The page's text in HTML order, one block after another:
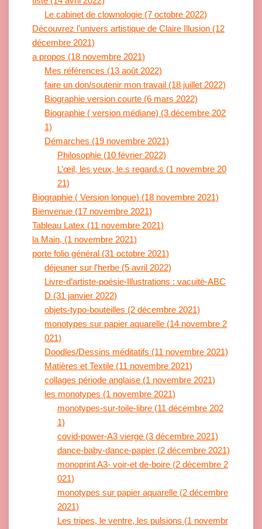
Le cabinet de clownologie (7 octobre 2022)
Découvrez l’univers artistique de Claire Illusion (12
décembre 2021)
a propos (18 novembre 2021)
Mes références (13 août 2022)
faire un don/soutenir mon travail (18 juillet 2022)
Biographie version courte (6 mars 2022)
Biographie ( version médiane) (3 décembre 202
1)
Démarches (19 novembre 2021)
Philosophie (10 février 2022)
L’œil, les yeux, le.s regard.s (1 novembre 20
21)
Biographie ( Version longue) (18 novembre 2021)
Bienvenue (17 novembre 2021)
Tableau Latex (11 novembre 2021)
la Main, (1 novembre 2021)
porte folio général (31 octobre 2021)
déjeuner sur l'herbe (5 avril 2022)
Livre-d’artiste-poésie-Illustrations : vacuité-ABC
D (31 janvier 2022)
objets-typo-bouteilles (2 décembre 2021)
monotypes sur papier aquarelle (14 novembre 2
021)
Doodles/Dessins méditatifs (11 novembre 2021)
Matières et Textile (11 novembre 2021)
collages période anglaise (1 novembre 2021)
les monotypes (1 novembre 2021)
monotypes-sur-toile-libre (11 décembre 202
1)
covid-power-A3 vierge (3 décembre 2021)
dance-baby-dance-papier (2 décembre 2021)
monoprint A3- voir-et de-boire (2 décembre 2
021)
monotypes sur papier aquarelle (2 décembre
2021)
Les tripes, le ventre, les pulsions (1 novembr